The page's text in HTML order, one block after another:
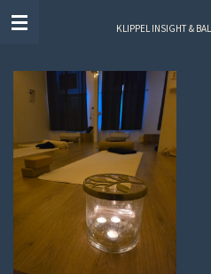
Hoppa
KLIPPEL INSIGHT &